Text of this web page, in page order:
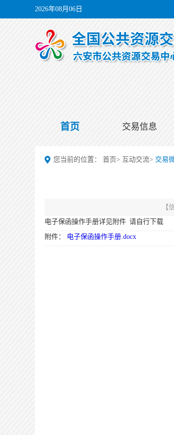
2026年08月06日
首页 交易信息
您当前的位置： 首页> 互动交流> 交易
【
电子保函操作手册详见附件 请自行下载
附件： 电子保函操作手册.docx